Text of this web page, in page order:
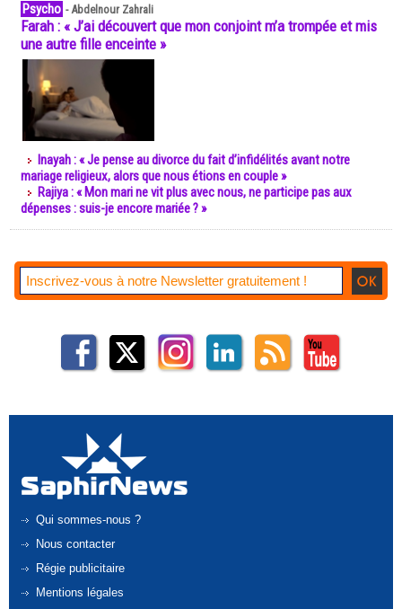
Psycho -Abdelnour Zahrali
Farah : « J’ai découvert que mon conjoint m’a trompée et mis
une autre fille enceinte »
Inayah : « Je pense au divorce du fait d’infidélités avant notre
mariage religieux, alors que nous étions en couple »
Rajiya : « Mon mari ne vit plus avec nous, ne participe pas aux
dépenses : suis-je encore mariée ? »
Qui sommes-nous ?
Nous contacter
Régie publicitaire
Mentions légales